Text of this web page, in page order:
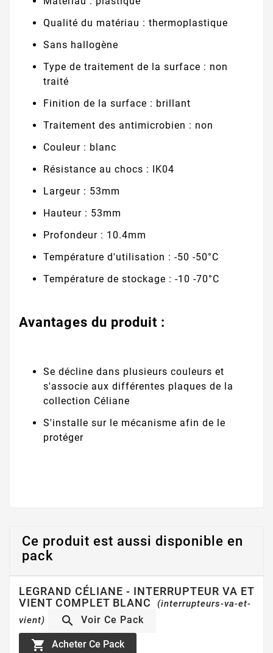
Qualité du matériau : thermoplastique
Sans hallogène
Type de traitement de la surface : non
traité
Finition de la surface : brillant
Traitement des antimicrobien : non
Couleur : blanc
Résistance au chocs : IK04
Largeur : 53mm
Hauteur : 53mm
Profondeur : 10.4mm
Température d'utilisation : -50 -50°C
Température de stockage : -10 -70°C
Avantages du produit :
Se décline dans plusieurs couleurs et
s'associe aux différentes plaques de la
collection Céliane
S'installe sur le mécanisme afin de le
protéger
Ce produit est aussi disponible en
pack
LEGRAND CÉLIANE - INTERRUPTEUR VA ET
VIENT COMPLET BLANC
(interrupteurs-va-et-
vient)
 Voir Ce Pack
 Acheter Ce Pack